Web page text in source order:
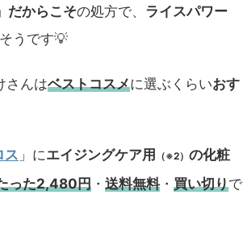
だからこその処方で、 ライスパワー
うです💡
さんはベストコスメに選ぶくらいおす
ス 」にエイジングケア用 （※2） の化粧
った2,480円 ・ 送料無料・ 買い切りで